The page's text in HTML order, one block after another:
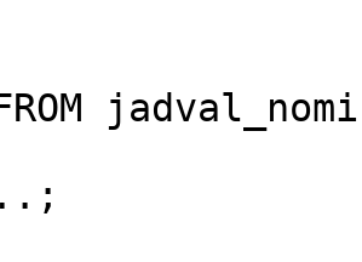
jadval_nomi